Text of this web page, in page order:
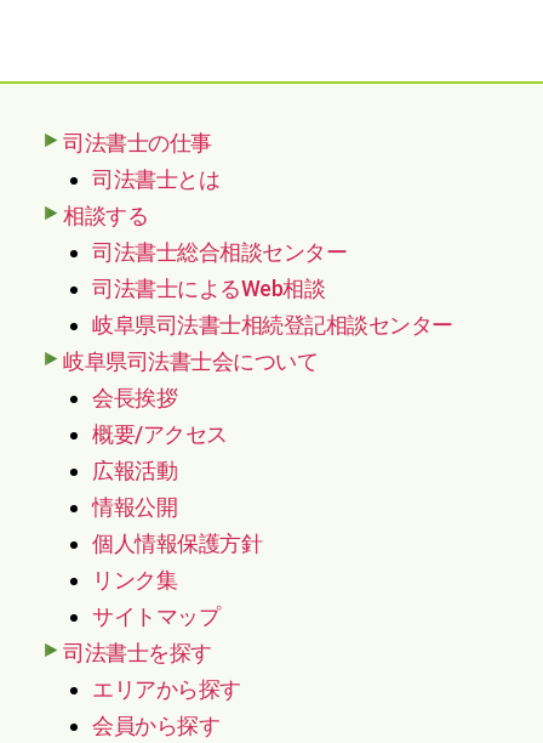
司法書士の仕事
司法書士とは
相談する
司法書士総合相談センター
司法書士によるWeb相談
岐阜県司法書士相続登記相談センター
岐阜県司法書士会について
会長挨拶
概要/アクセス
広報活動
情報公開
個人情報保護方針
リンク集
サイトマップ
司法書士を探す
エリアから探す
会員から探す